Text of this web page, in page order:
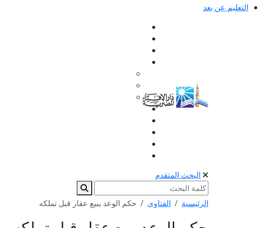
التعليم عن بعد
البحث المتقدم
الرئيسية الفتاوى حكم الوعد ببيع عقار قبل تملكه